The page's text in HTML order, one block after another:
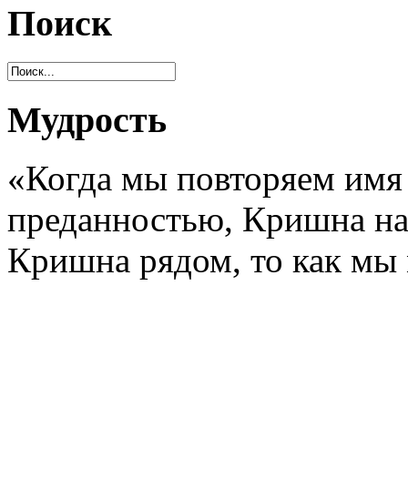
Поиск
Мудрость
«Когда мы повторяем
преданностью, Кришна
Кришна рядом, то как мы